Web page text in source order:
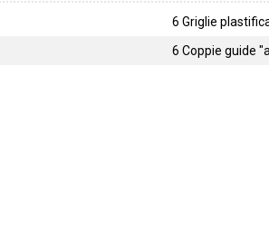
6 Griglie
6 Coppie guide